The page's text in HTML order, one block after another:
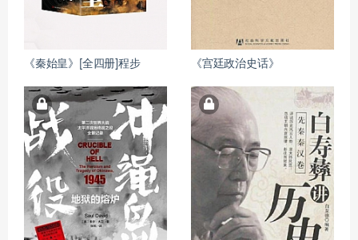
《秦始皇》[全四册]程步 《宫廷政治史话》